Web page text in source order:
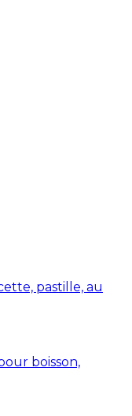
pastille, au
boisson,